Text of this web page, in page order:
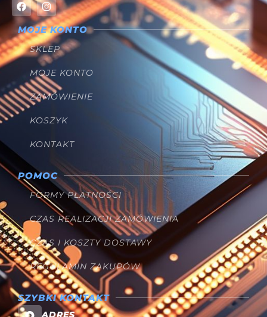
MOJE KONTO
SKLEP
MOJE KONTO
ZAMÓWIENIE
KOSZYK
KONTAKT
POMOC
FORMY PŁATNOŚCI
CZAS REALIZACJI ZAMÓWIENIA
CZAS I KOSZTY DOSTAWY
REGULAMIN ZAKUPÓW
SZYBKI KONTAKT
ADRES